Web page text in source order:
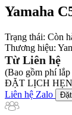
Yamaha
Trạng thái: Còn
Thương hiệu:
Từ Liên hệ
(Bao gồm phí
ĐẶT LỊCH
Liên hệ Zalo